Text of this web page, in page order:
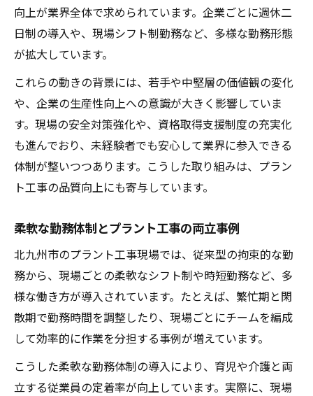
向上が業界全体で求められています。企業ごとに週休二
日制の導入や、現場シフト制勤務など、多様な勤務形態
が拡大しています。
これらの動きの背景には、若手や中堅層の価値観の変化
や、企業の生産性向上への意識が大きく影響していま
す。現場の安全対策強化や、資格取得支援制度の充実化
も進んでおり、未経験者でも安心して業界に参入できる
体制が整いつつあります。こうした取り組みは、プラン
ト工事の品質向上にも寄与しています。
柔軟な勤務体制とプラント工事の両立事例
北九州市のプラント工事現場では、従来型の拘束的な勤
務から、現場ごとの柔軟なシフト制や時短勤務など、多
様な働き方が導入されています。たとえば、繁忙期と閑
散期で勤務時間を調整したり、現場ごとにチームを編成
して効率的に作業を分担する事例が増えています。
こうした柔軟な勤務体制の導入により、育児や介護と両
立する従業員の定着率が向上しています。実際に、現場